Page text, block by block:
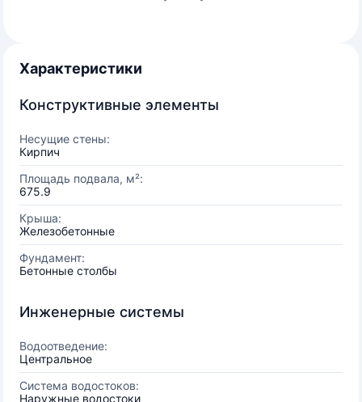
Характеристики
Конструктивные элементы
Несущие стены:
Кирпич
Площадь подвала, м²:
675.9
Крыша:
Железобетонные
Фундамент:
Бетонные столбы
Инженерные системы
Водоотведение:
Центральное
Система водостоков:
Наружные водостоки